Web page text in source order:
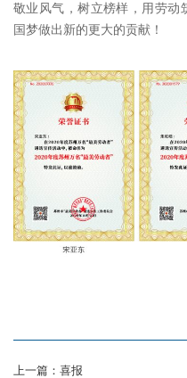
敬业风气，树立榜样，用劳动
国梦做出新的更大的贡献！
上一篇：喜报